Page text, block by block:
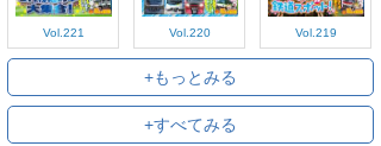
Vol.221 Vol.220 Vol.219
+もっとみる
+すべてみる